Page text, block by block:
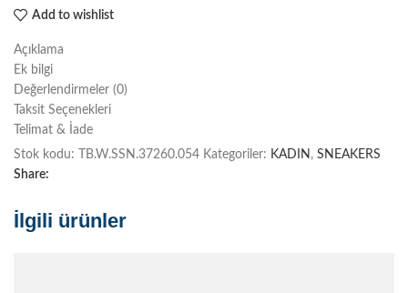
Add to wishlist
Açıklama
Ek bilgi
Değerlendirmeler (0)
Taksit Seçenekleri
Telimat & İade
Stok kodu:
TB.W.SSN.37260.054 Kategoriler: KADIN , SNEAKERS
Share:
İlgili ürünler